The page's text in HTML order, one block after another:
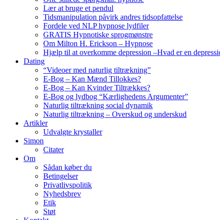
Lær at bruge et pendul
Tidsmanipulation påvirk andres tidsopfattelse
Fordele ved NLP hypnose lydfiler
GRATIS Hypnotiske sprogmønstre
Om Milton H. Erickson – Hypnose
Hjælp til at overkomme depression –Hvad er en
Dating
“Videoer med naturlig tiltrækning”
E-Bog – Kan Mænd Tillokkes?
E-Bog – Kan Kvinder Tiltrækkes?
E-Bog og lydbog “Kærlighedens Argumenter”
Naturlig tiltrækning social dynamik
Naturlig tiltrækning – Overskud og underskud
Artikler
Udvalgte krystaller
Simon
Citater
Om
Sådan køber du
Betingelser
Privatlivspolitik
Nyhedsbrev
Etik
Støt